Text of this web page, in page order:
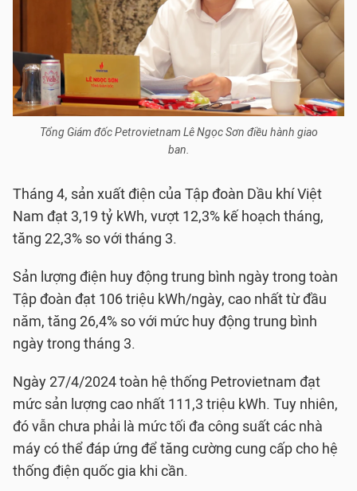
Tổng Giám đốc Petrovietnam Lê Ngọc Sơn điều hành giao
ban.
Tháng 4, sản xuất điện của Tập đoàn Dầu khí Việt
Nam đạt 3,19 tỷ kWh, vượt 12,3% kế hoạch tháng,
tăng 22,3% so với tháng 3.
Sản lượng điện huy động trung bình ngày trong toàn
Tập đoàn đạt 106 triệu kWh/ngày, cao nhất từ đầu
năm, tăng 26,4% so với mức huy động trung bình
ngày trong tháng 3.
Ngày 27/4/2024 toàn hệ thống Petrovietnam đạt
mức sản lượng cao nhất 111,3 triệu kWh. Tuy nhiên,
đó vẫn chưa phải là mức tối đa công suất các nhà
máy có thể đáp ứng để tăng cường cung cấp cho hệ
thống điện quốc gia khi cần.